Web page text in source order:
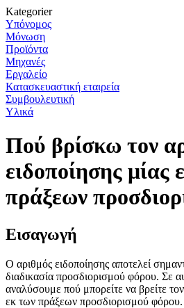
Kategorier
Υπόνομος
Μόνωση
Προϊόντα
Μηχανές
Εργαλείο
Κατασκευαστική εταιρεία
Συμβουλευτική
Υλικά
Πού βρίσκω τον
ειδοποίησης μίας
πράξεων
Εισαγωγή
Ο αριθμός ειδοποίησης αποτελεί
διαδικασία προσδιορισμού φόρου. Σε
αναλύσουμε πού μπορείτε να βρείτε
εκ των πράξεων προσδιορισμού φόρου.